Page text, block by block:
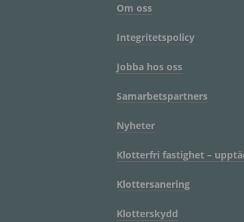
Om oss
Integritetspolicy
Jobba hos oss
Samarbetspartners
Nyheter
Klotterfri fastighet –
Klottersanering
Klotterskydd